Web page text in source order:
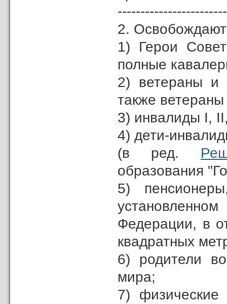
2.
1) Герои
полные
2) ветераны и
также
3) инвалиды I,
4) дети-
(в ред.
образования
5)
Федерации, в
квадратных
6) родители
мира;
7) физические